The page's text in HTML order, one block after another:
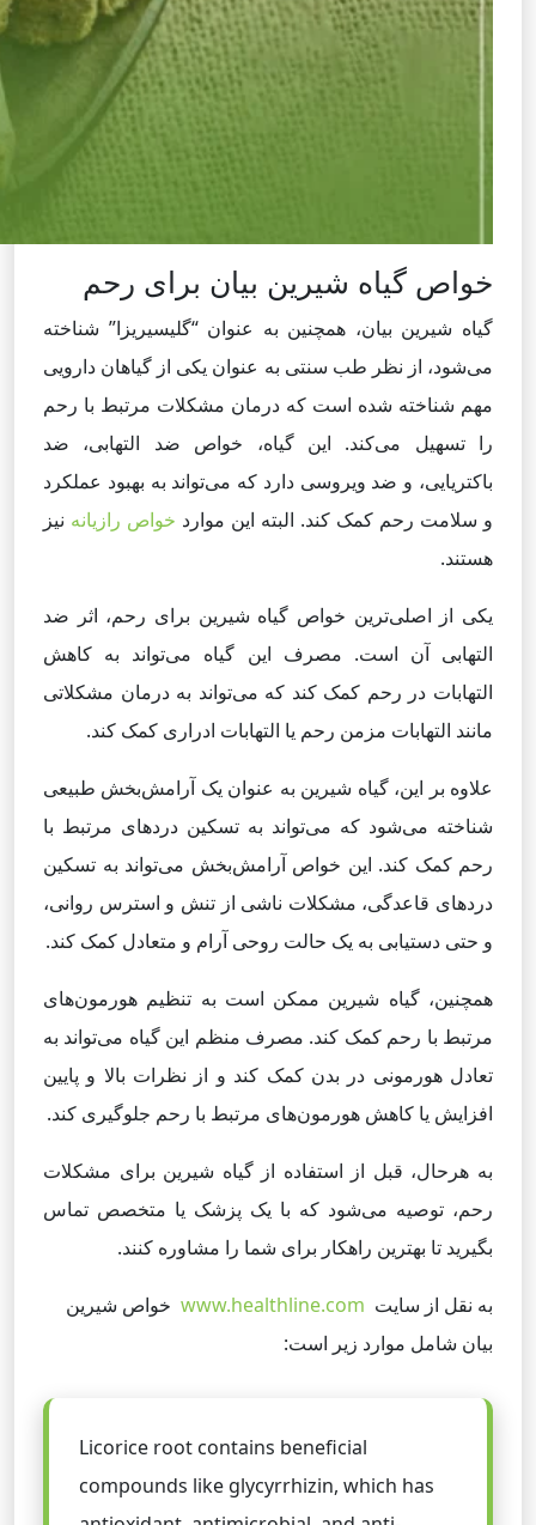
خواص گیاه شیرین بیان برای رحم
گیاه شیرین بیان، همچنین به عنوان “گلیسیریزا” شناخته
می‌شود، از نظر طب سنتی به عنوان یکی از گیاهان دارویی
مهم شناخته شده است که درمان مشکلات مرتبط با رحم
را تسهیل می‌کند. این گیاه، خواص ضد التهابی، ضد
باکتریایی، و ضد ویروسی دارد که می‌تواند به بهبود عملکرد
و سلامت رحم کمک کند. البته این موارد خواص رازیانه نیز
هستند.
یکی از اصلی‌ترین خواص گیاه شیرین برای رحم، اثر ضد
التهابی آن است. مصرف این گیاه می‌تواند به کاهش
التهابات در رحم کمک کند که می‌تواند به درمان مشکلاتی
مانند التهابات مزمن رحم یا التهابات ادراری کمک کند.
علاوه بر این، گیاه شیرین به عنوان یک آرامش‌بخش طبیعی
شناخته می‌شود که می‌تواند به تسکین دردهای مرتبط با
رحم کمک کند. این خواص آرامش‌بخش می‌تواند به تسکین
دردهای قاعدگی، مشکلات ناشی از تنش و استرس روانی،
و حتی دستیابی به یک حالت روحی آرام و متعادل کمک کند.
همچنین، گیاه شیرین ممکن است به تنظیم هورمون‌های
مرتبط با رحم کمک کند. مصرف منظم این گیاه می‌تواند به
تعادل هورمونی در بدن کمک کند و از نظرات بالا و پایین
افزایش یا کاهش هورمون‌های مرتبط با رحم جلوگیری کند.
به هرحال، قبل از استفاده از گیاه شیرین برای مشکلات
رحم، توصیه می‌شود که با یک پزشک یا متخصص تماس
بگیرید تا بهترین راهکار برای شما را مشاوره کنند.
به نقل از سایت www.healthline.com خواص شیرین
بیان شامل موارد زیر است:
Licorice root contains beneficial
compounds like glycyrrhizin, which has